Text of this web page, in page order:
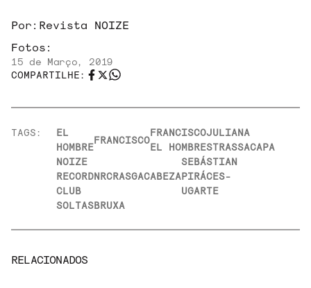
Por: Revista NOIZE
Fotos:
15 de Março, 2019
COMPARTILHE:
TAGS:
EL
HOMBRE
FRANCISCO
FRANCISCO
EL HOMBRE
JULIANA
STRASSACAPA
NOIZE
RECORD
CLUB
NRCRASGACABEZA
SEBÁSTIAN
PIRÁCES-
UGARTE
SOLTASBRUXA
RELACIONADOS